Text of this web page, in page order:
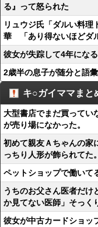
る』って怒られた
リュウジ氏「ダルい料理
華 「あり得ないほどダ
彼女が失踪して4年にな
2歳半の息子が随分と語
キ○ガイママまと
大型書店でまだ買ってい
が売り場になかった。
初めて親友Ａちゃんの家
っちり人形が飾られてた。
ペットショップで働いて
うちのお父さん医者だけ
か見てない医師」そっく
彼女が中古カードショッ